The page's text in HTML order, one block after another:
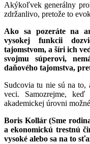
Akýkoľvek generálny
zdržanlivo, pretože to
Ako sa pozeráte na
vysokej funkcii
tajomstvom, a šíri ich
svojmu súperovi,
daňového tajomstva,
Sudcovia tu nie sú na
veci. Samozrejme,
akademickej úrovni
Boris Kollár (Sme
a ekonomickú trestnú
vysoké alebo sa na to